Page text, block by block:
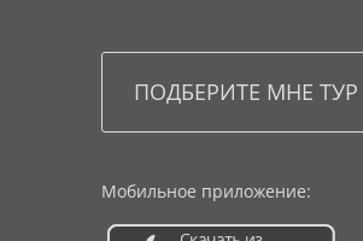
Мобильное приложение: